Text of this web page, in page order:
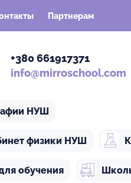
Партнерам
+380 661917371
info@mirroschool.com
НУШ
физики НУШ
обучения